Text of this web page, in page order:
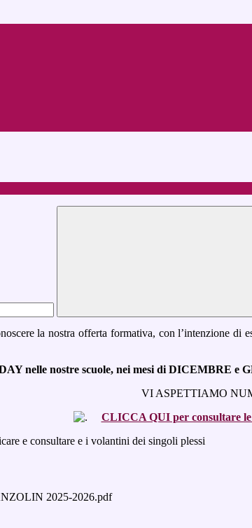
la nostra offerta formativa, con l’intenzione
nelle nostre scuole, nei mesi di DICEMBRE e
VI ASPETTIAMO
CLICCA QUI per consultare
e consultare e i volantini dei singoli plessi
2025-2026.pdf